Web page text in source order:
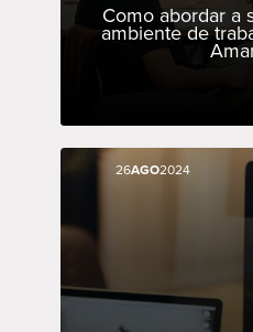
Como abordar a
ambiente de
26AGO2024
26AGO2024